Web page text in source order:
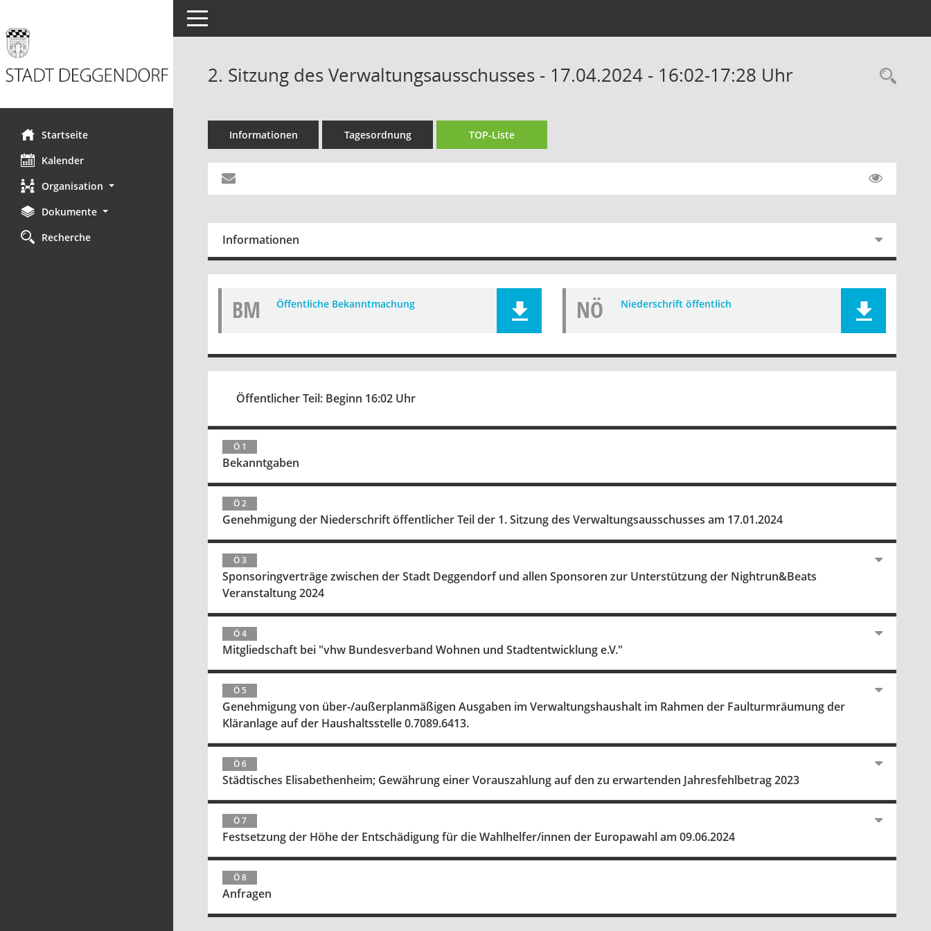
Startseite
Kalender
Organisation
Dokumente
Recherche
Toggle navigation
2. Sitzung des Verwaltungsausschusses - 17.04.2024 - 16:02-17:28 Uhr
Informationen Tagesordnung TOP-Liste
Informationen
BM Öffentliche Bekanntmachung NÖ Niederschrift öffentlich
Öffentlicher Teil: Beginn 16:02 Uhr
Ö 1
Bekanntgaben
Ö 2
Genehmigung der Niederschrift öffentlicher Teil der 1. Sitzung des Verwaltungsausschusses am 17.01.2024
Ö 3
Sponsoringverträge zwischen der Stadt Deggendorf und allen Sponsoren zur Unterstützung der Nightrun&Beats
Veranstaltung 2024
Ö 4
Mitgliedschaft bei "vhw Bundesverband Wohnen und Stadtentwicklung e.V."
Ö 5
Genehmigung von über-/außerplanmäßigen Ausgaben im Verwaltungshaushalt im Rahmen der Faulturmräumung der
Kläranlage auf der Haushaltsstelle 0.7089.6413.
Ö 6
Städtisches Elisabethenheim; Gewährung einer Vorauszahlung auf den zu erwartenden Jahresfehlbetrag 2023
Ö 7
Festsetzung der Höhe der Entschädigung für die Wahlhelfer/innen der Europawahl am 09.06.2024
Ö 8
Anfragen